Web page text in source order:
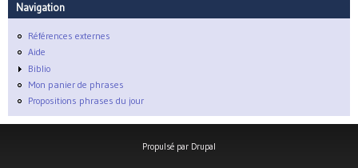
Navigation
Références externes
Aide
Biblio
Mon panier de phrases
Propositions phrases du jour
Propulsé par Drupal